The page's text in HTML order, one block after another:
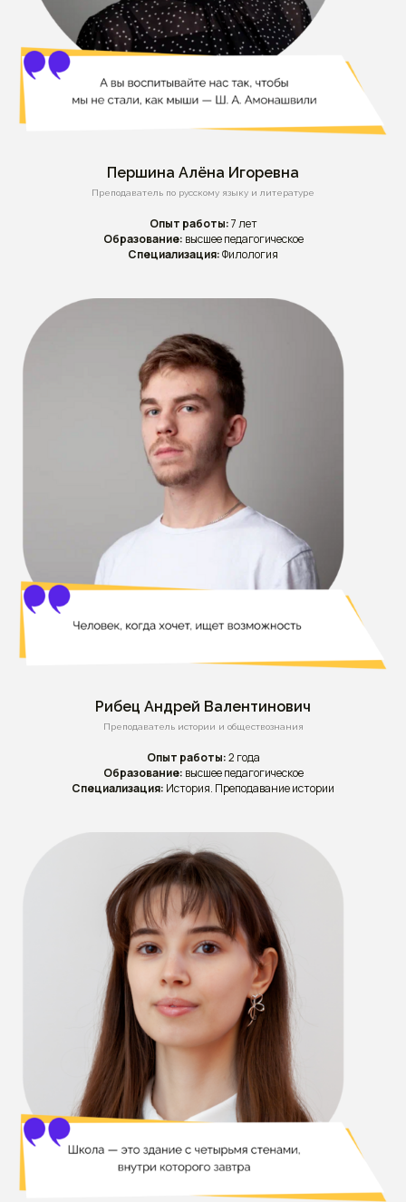
Першина Алёна Игоревна
Преподаватель по русскому языку и литературе
Опыт работы:7 лет
Образование: высшее педагогическое
Специализация:Филология
Рибец Андрей Валентинович
Преподаватель истории и обществознания
Опыт работы:2 года
Образование: высшее педагогическое
Специализация: История. Преподавание истории